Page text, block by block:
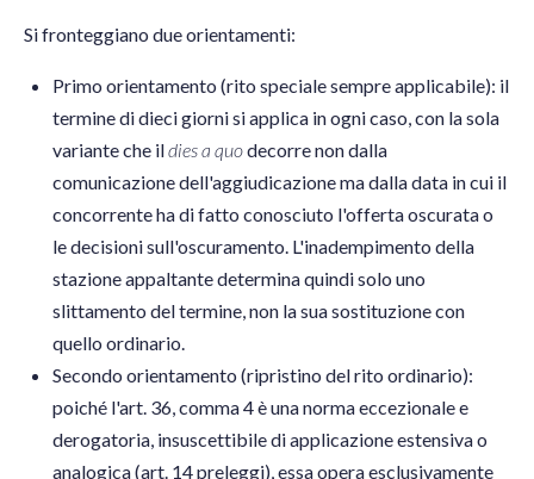
Si fronteggiano due orientamenti:
Primo orientamento (rito speciale sempre applicabile): il
termine di dieci giorni si applica in ogni caso, con la sola
variante che ildies a quodecorre non dalla
comunicazione dell'aggiudicazione ma dalla data in cui il
concorrente ha di fatto conosciuto l'offerta oscurata o
le decisioni sull'oscuramento. L'inadempimento della
stazione appaltante determina quindi solo uno
slittamento del termine, non la sua sostituzione con
quello ordinario.
Secondo orientamento (ripristino del rito ordinario):
poiché l'art. 36, comma 4 è una norma eccezionale e
derogatoria, insuscettibile di applicazione estensiva o
analogica (art. 14 preleggi), essa opera esclusivamente